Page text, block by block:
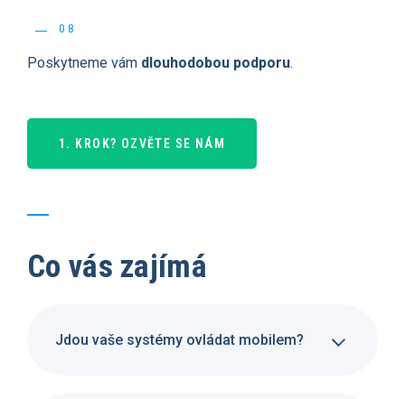
08
Poskytneme vám dlouhodobou podporu.
1. KROK? OZVĚTE SE NÁM
Co vás zajímá
Jdou vaše systémy ovládat mobilem?